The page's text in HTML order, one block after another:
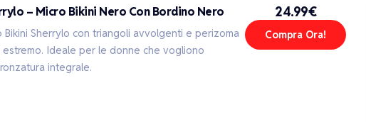
– Micro Bikini Nero Con Bordino Nero
Bikini Sherrylo con triangoli avvolgenti e perizoma
estremo. Ideale per le donne che vogliono
integrale.
24.99€
Compra Ora!